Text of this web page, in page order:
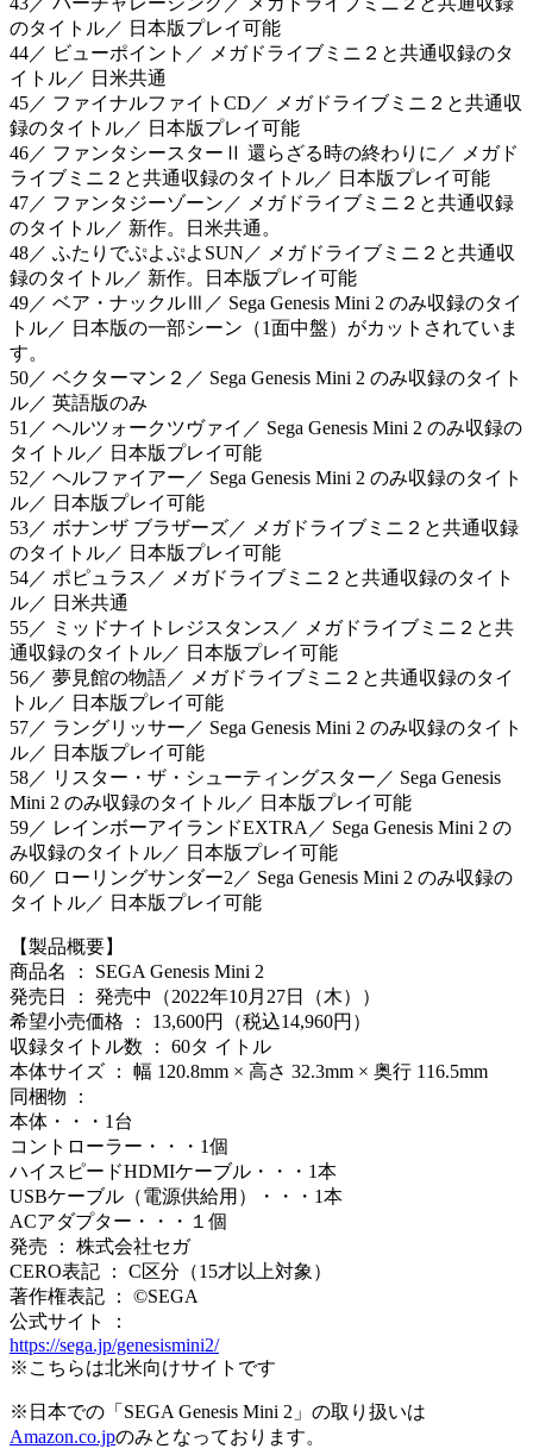
のタイトル／ 日本版プレイ可能
44／ ビューポイント／ メガドライブミニ２と共通収録のタ
イトル／ 日米共通
45／ ファイナルファイトCD／ メガドライブミニ２と共通収
録のタイトル／ 日本版プレイ可能
46／ ファンタシースターⅡ 還らざる時の終わりに／ メガド
ライブミニ２と共通収録のタイトル／ 日本版プレイ可能
47／ ファンタジーゾーン／ メガドライブミニ２と共通収録
のタイトル／ 新作。日米共通。
48／ ふたりでぷよぷよSUN／ メガドライブミニ２と共通収
録のタイトル／ 新作。日本版プレイ可能
49／ ベア・ナックルⅢ／ Sega Genesis Mini 2 のみ収録のタイ
トル／ 日本版の一部シーン（1面中盤）がカットされていま
す。
50／ ベクターマン２／ Sega Genesis Mini 2 のみ収録のタイト
ル／ 英語版のみ
51／ ヘルツォークツヴァイ／ Sega Genesis Mini 2 のみ収録の
タイトル／ 日本版プレイ可能
52／ ヘルファイアー／ Sega Genesis Mini 2 のみ収録のタイト
ル／ 日本版プレイ可能
53／ ボナンザ ブラザーズ／ メガドライブミニ２と共通収録
のタイトル／ 日本版プレイ可能
54／ ポピュラス／ メガドライブミニ２と共通収録のタイト
ル／ 日米共通
55／ ミッドナイトレジスタンス／ メガドライブミニ２と共
通収録のタイトル／ 日本版プレイ可能
56／ 夢見館の物語／ メガドライブミニ２と共通収録のタイ
トル／ 日本版プレイ可能
57／ ラングリッサー／ Sega Genesis Mini 2 のみ収録のタイト
ル／ 日本版プレイ可能
58／ リスター・ザ・シューティングスター／ Sega Genesis
Mini 2 のみ収録のタイトル／ 日本版プレイ可能
59／ レインボーアイランドEXTRA／ Sega Genesis Mini 2 の
み収録のタイトル／ 日本版プレイ可能
60／ ローリングサンダー2／ Sega Genesis Mini 2 のみ収録の
タイトル／ 日本版プレイ可能
【製品概要】
商品名 ： SEGA Genesis Mini 2
発売日 ： 発売中（2022年10月27日（木））
希望小売価格 ： 13,600円（税込14,960円）
収録タイトル数 ： 60タ イトル
本体サイズ ： 幅 120.8mm × 高さ 32.3mm × 奥行 116.5mm
同梱物 ：
本体・・・1台
コントローラー・・・1個
ハイスピードHDMIケーブル・・・1本
USBケーブル（電源供給用）・・・1本
ACアダプター・・・１個
発売 ： 株式会社セガ
CERO表記 ： C区分（15才以上対象）
著作権表記 ： ©SEGA
公式サイト ：
https://sega.jp/genesismini2/
※こちらは北米向けサイトです
※日本での「SEGA Genesis Mini 2」の取り扱いは
Amazon.co.jpのみとなっております。